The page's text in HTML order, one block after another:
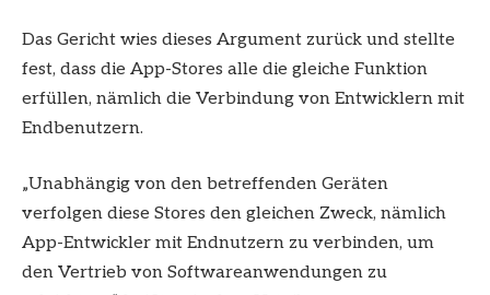
Das Gericht wies dieses Argument zurück und stellte
fest, dass die App-Stores alle die gleiche Funktion
erfüllen, nämlich die Verbindung von Entwicklern mit
Endbenutzern.
„Unabhängig von den betreffenden Geräten
verfolgen diese Stores den gleichen Zweck, nämlich
App-Entwickler mit Endnutzern zu verbinden, um
den Vertrieb von Softwareanwendungen zu